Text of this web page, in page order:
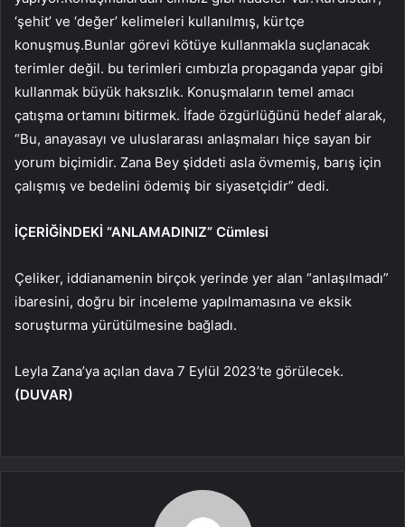
‘şehit’ ve ‘değer’ kelimeleri kullanılmış, kürtçe
konuşmuş.Bunlar görevi kötüye kullanmakla suçlanacak
terimler değil. bu terimleri cımbızla propaganda yapar gibi
kullanmak büyük haksızlık. Konuşmaların temel amacı
çatışma ortamını bitirmek. İfade özgürlüğünü hedef alarak,
“Bu, anayasayı ve uluslararası anlaşmaları hiçe sayan bir
yorum biçimidir. Zana Bey şiddeti asla övmemiş, barış için
çalışmış ve bedelini ödemiş bir siyasetçidir” dedi.
İÇERİĞİNDEKİ “ANLAMADINIZ” Cümlesi
Çeliker, iddianamenin birçok yerinde yer alan “anlaşılmadı”
ibaresini, doğru bir inceleme yapılmamasına ve eksik
soruşturma yürütülmesine bağladı.
Leyla Zana’ya açılan dava 7 Eylül 2023’te görülecek.
(DUVAR)